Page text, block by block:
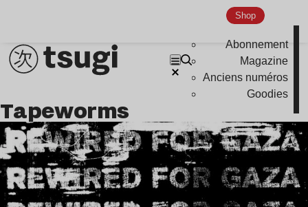
Shop
Abonnement
Magazine
Anciens numéros
Goodies
Tapeworms